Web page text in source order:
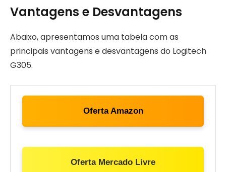
Vantagens e Desvantagens
Abaixo, apresentamos uma tabela com as
principais vantagens e desvantagens do Logitech
G305.
Oferta Amazon
Oferta Mercado Livre